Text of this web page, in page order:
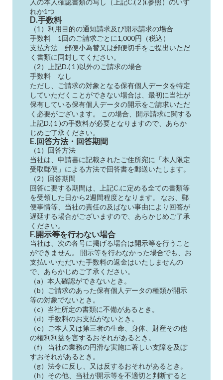
人の本人確認書類の写し（上記C.( 2 )i.参照）のいず
れか1つ
D.手数料
（1）利用目的の通知請求及び開示請求の場合
手数料 1回のご請求ごとに1,000円（税込）
支払方法 郵便小為替又は郵便切手をご提出いただ
く書類に同封してください。
（2）上記D.( 1 )以外のご請求の場合
手数料 なし
ただし、ご請求の対象となる保有個人データを特定
していただくことができない場合は、最初に当社が
保有している保有個人データの開示をご請求いただ
く必要がございます。 この場合、開示請求に関する
上記D.( 1 )の手数料が必要となりますので、あらか
じめご了承ください。
E.回答方法・回答期間
（1）回答方法
当社は、申請書に記載されたご住所宛に「本人限定
受取郵便」による方法で回答書を郵送いたします。
（2）回答期間
回答に要する期間は、上記C.に定める全ての書類等
を受領した日から2週間程度となります。 なお、郵
便事情等、当社の責任の及ばない事由により回答が
遅延する場合がございますので、あらかじめご了承
ください。
F.開示等を行わない場合
当社は、次の各号に掲げる場合は開示等を行うこと
ができません。 開示等を行わなかった場合でも、お
支払いいただいた手数料の返金はいたしませんの
で、あらかじめご了承ください。
（a）本人確認ができないとき。
（b）ご請求のあった保有個人データの種類が開示
等の対象でないとき。
（c）当社所定の書類に不備があるとき。
（d）手数料のお支払がないとき。
（e）ご本人又は第三者の生命、身体、財産その他
の権利利益を害するおそれがあるとき。
（f） 当社の業務の円滑な実施に著しい支障を及ぼ
すおそれがあるとき。
（g）法令に反し、又は反するおそれがあるとき。
（h）その他、当社が開示等を不適切と判断すると